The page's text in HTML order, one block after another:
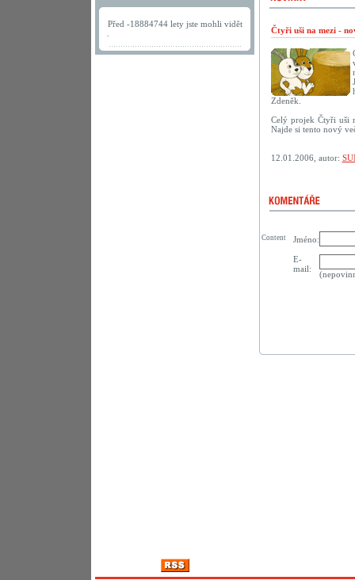
Před -18884744 lety jste mohli vidět
Čtyři uši na mezi -
Zdeněk.
Celý projek Čtyři uši
Najde si tento nový
12.01.2006, autor:
Jméno:
E-
mail:
Content